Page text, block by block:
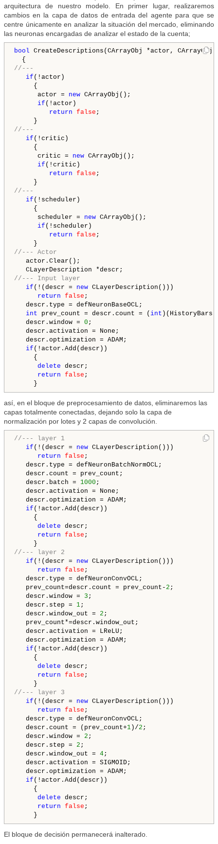
arquitectura de nuestro modelo. En primer lugar, realizaremos
cambios en la capa de datos de entrada del agente para que se
centre únicamente en analizar la situación del mercado, eliminando
las neuronas encargadas de analizar el estado de la cuenta;
bool CreateDescriptions(CArrayObj *actor,
//---
if (!actor)
{
actor = new CArrayObj();
if (!actor)
return false ;
//---
if (!critic)
{
critic = new CArrayObj();
if (!critic)
return false ;
//---
if (!scheduler)
{
scheduler = new CArrayObj();
if (!scheduler)
return false ;
//--- Actor
actor.Clear();
//--- Input layer
if (!(descr = new CLayerDescription()))
return false ;
descr.type = defNeuronBaseOCL;
int prev_count = descr.count = ( int
descr.window = 0 ;
descr.activation = None;
descr.optimization = ADAM;
if (!actor.Add(descr))
{
delete descr;
return false ;
así, en el bloque de preprocesamiento de datos, eliminaremos las
capas totalmente conectadas, dejando solo la capa de
normalización por lotes y 2 capas de convolución.
//--- layer 1
if (!(descr = new CLayerDescription()))
return false ;
descr.type = defNeuronBatchNormOCL;
descr.count = prev_count;
descr.batch = 1000 ;
descr.activation = None;
descr.optimization = ADAM;
if (!actor.Add(descr))
{
delete descr;
return false ;
//--- layer 2
if (!(descr = new CLayerDescription()))
return false ;
descr.type = defNeuronConvOCL;
prev_count=descr.count = prev_count- 2 ;
descr.window = 3 ;
descr.step = 1;
descr.window_out = 2 ;
prev_count*=descr.window_out;
descr.activation = LReLU;
descr.optimization = ADAM;
if (!actor.Add(descr))
{
delete descr;
return false ;
//--- layer 3
if (!(descr = new CLayerDescription()))
return false ;
descr.type = defNeuronConvOCL;
descr.count = (prev_count+1 )/2 ;
descr.window = 2 ;
descr.step = 2 ;
descr.window_out = 4;
descr.activation = SIGMOID;
descr.optimization = ADAM;
if (!actor.Add(descr))
{
delete descr;
return false ;
El bloque de decisión permanecerá inalterado.